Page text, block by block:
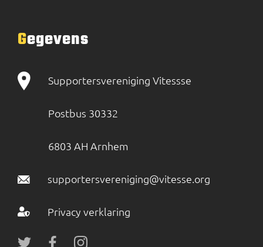
Gegevens
Supportersvereniging Vitessse
Postbus 30332
6803 AH Arnhem
supportersvereniging@vitesse.org
Privacy verklaring